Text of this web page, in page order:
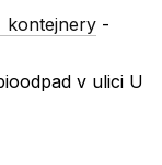
kontejnery -
v ulici U